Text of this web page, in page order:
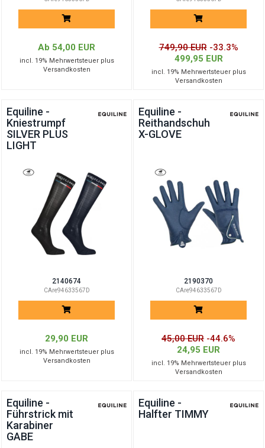
Ab 54,00 EUR
incl. 19% Mehrwertsteuer plus
Versandkosten
749,90 EUR -33.3%
499,95 EUR
incl. 19% Mehrwertsteuer plus
Versandkosten
Equiline -
Kniestrumpf
SILVER PLUS
LIGHT
2140674
CAre94633567D
29,90 EUR
incl. 19% Mehrwertsteuer plus
Versandkosten
Equiline -
Reithandschuh
X-GLOVE
2190370
CAre94633567D
45,00 EUR -44.6%
24,95 EUR
incl. 19% Mehrwertsteuer plus
Versandkosten
Equiline -
Führstrick mit
Karabiner
GABE
Equiline -
Halfter TIMMY